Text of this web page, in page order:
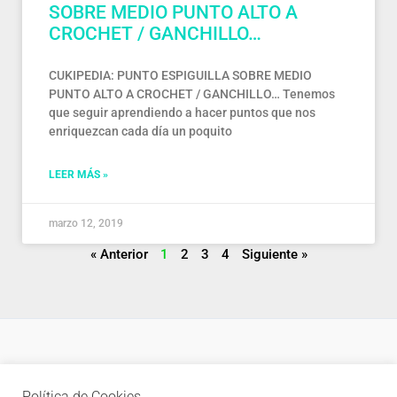
SOBRE MEDIO PUNTO ALTO A
CROCHET / GANCHILLO…
CUKIPEDIA: PUNTO ESPIGUILLA SOBRE MEDIO
PUNTO ALTO A CROCHET / GANCHILLO… Tenemos
que seguir aprendiendo a hacer puntos que nos
enriquezcan cada día un poquito
LEER MÁS »
marzo 12, 2019
« Anterior 1 2 3 4 Siguiente »